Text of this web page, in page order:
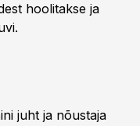
hoolitakse ja
juht ja nõustaja